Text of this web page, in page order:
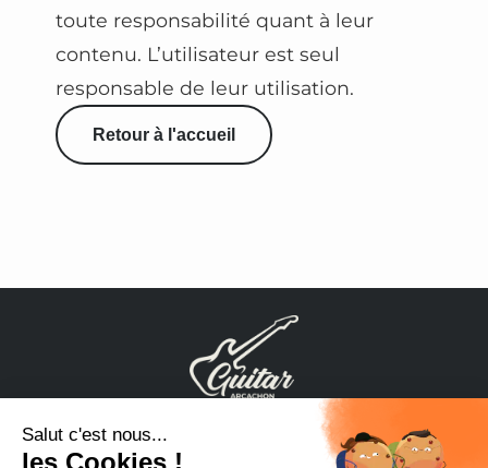
toute responsabilité quant à leur
contenu. L’utilisateur est seul
responsable de leur utilisation.
Retour à l'accueil
hello@cours-guitare-
arcachon.fr